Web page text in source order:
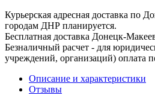
Курьерская адресная доставка по
городам ДНР планируется.
Бесплатная доставка Донецк-
Безналичный расчет - для
учреждений, организаций) оплата
Описание и характеристики
Отзывы